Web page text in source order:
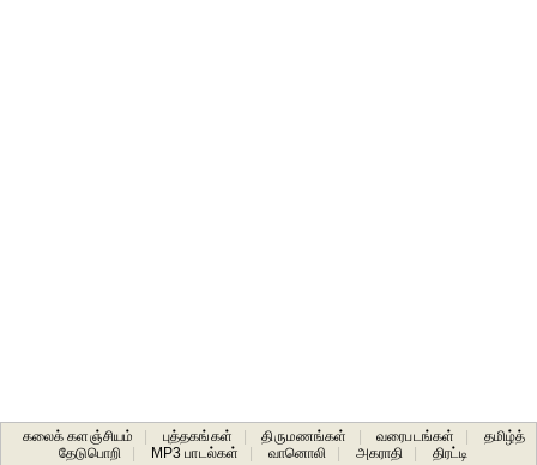
கலைக் களஞ்சியம் புத்தகங்கள் திருமணங்கள் வரைபடங்கள்
தமிழ்த்
தேடுபொறி
MP3 பாடல்கள் வானொலி அகராதி திரட்டி